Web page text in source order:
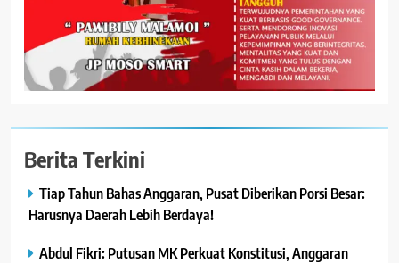
Berita Terkini
Tiap Tahun Bahas Anggaran, Pusat Diberikan Porsi Besar:
Harusnya Daerah Lebih Berdaya!
Abdul Fikri: Putusan MK Perkuat Konstitusi, Anggaran